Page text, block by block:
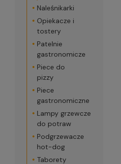
Naleśnikarki
Opiekacze i
tostery
Patelnie
gastronomicze
Piece do
pizzy
Piece
gastronomiczne
Lampy grzewcze
do potraw
Podgrzewacze
hot-dog
Taborety